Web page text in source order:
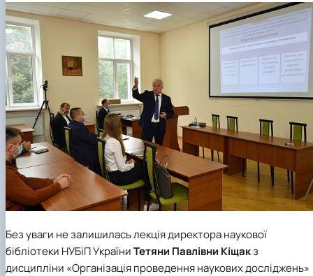
Без уваги не залишилась лекція директора наукової
бібліотеки НУБіП УкраїниТетяни Павлівни Кіщакз
дисципліни «Організація проведення наукових досліджень»